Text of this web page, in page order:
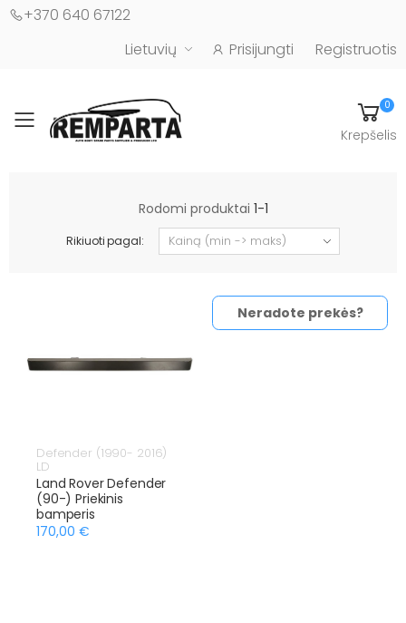
+370 640 67122
Lietuvių
Prisijungti Registruotis
Toggle mobile menu
0
Krepšelis
Rodomi produktai 1-1
Rikiuoti pagal:
Defender (1990- 2016)
LD
Land Rover Defender
(90-) Priekinis
bamperis
170,00 €
Neradote prekės?